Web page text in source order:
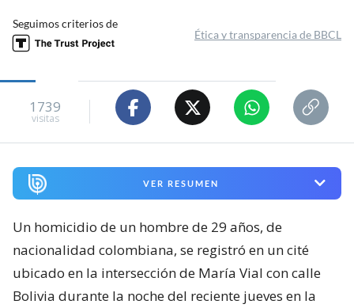
Seguimos criterios de
Ética y transparencia de BBCL
1739
visitas
VER RESUMEN
Un homicidio de un hombre de 29 años, de
nacionalidad colombiana, se registró en un cité
ubicado en la intersección de María Vial con calle
Bolivia durante la noche del reciente jueves en la